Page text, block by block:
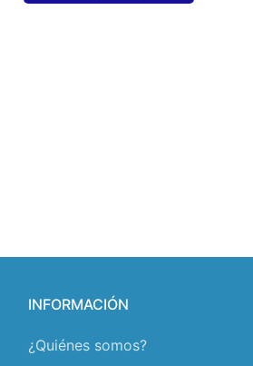
INFORMACIÓN
¿Quiénes somos?